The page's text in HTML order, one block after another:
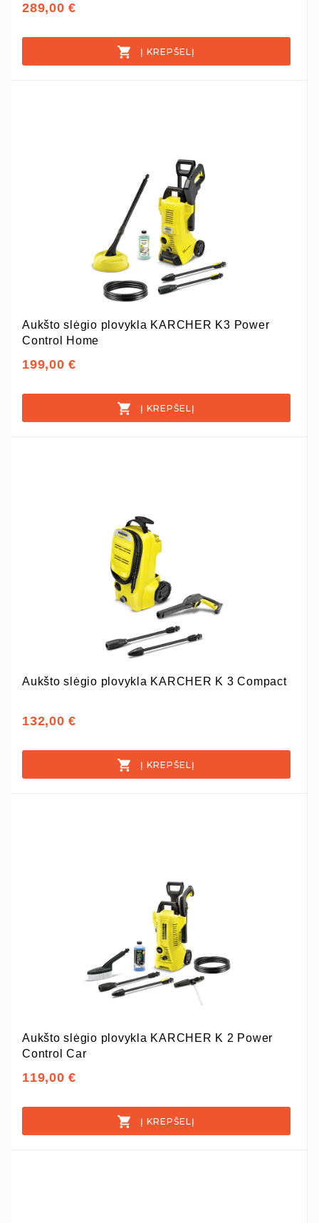
289,00 €
Į KREPŠELĮ
Aukšto slėgio plovykla KARCHER K3 Power
Control Home
199,00 €
Į KREPŠELĮ
Aukšto slėgio plovykla KARCHER K 3 Compact
132,00 €
Į KREPŠELĮ
Aukšto slėgio plovykla KARCHER K 2 Power
Control Car
119,00 €
Į KREPŠELĮ